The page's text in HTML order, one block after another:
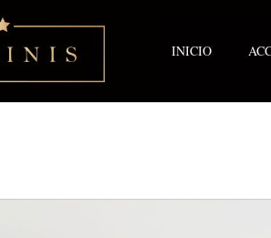
INICIO